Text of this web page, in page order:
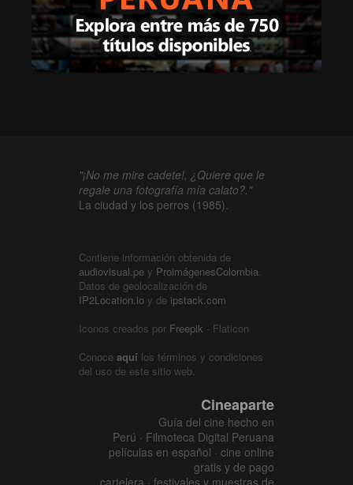
"¡No me mire cadete!, ¿Quiere que le
regale una fotografía mía calato?."
La ciudad y los perros (1985).
Contiene información obtenida de
audiovisual.pe y ProimágenesColombia.
Datos de geolocalización de
IP2Location.io y de ipstack.com
Iconos creados por Freepik - Flaticon
Conoce aquí los términos y condiciones
del uso de este sitio web.
Cineaparte
Guía del cine hecho en
Perú · Filmoteca Digital Peruana
películas en español · cine online
gratis y de pago